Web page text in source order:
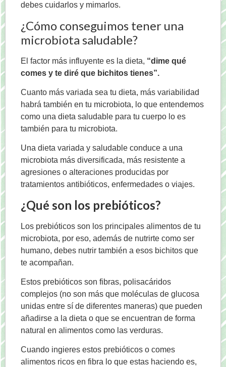
debes cuidarlos y mimarlos.
¿Cómo conseguimos tener una
microbiota saludable?
El factor más influyente es la dieta, “dime qué
comes y te diré que bichitos tienes”.
Cuanto más variada sea tu dieta, más variabilidad
habrá también en tu microbiota, lo que entendemos
como una dieta saludable para tu cuerpo lo es
también para tu microbiota.
Una dieta variada y saludable conduce a una
microbiota más diversificada, más resistente a
agresiones o alteraciones producidas por
tratamientos antibióticos, enfermedades o viajes.
¿Qué son los prebióticos?
Los prebióticos son los principales alimentos de tu
microbiota, por eso, además de nutrirte como ser
humano, debes nutrir también a esos bichitos que
te acompañan.
Estos prebióticos son fibras, polisacáridos
complejos (no son más que moléculas de glucosa
unidas entre sí de diferentes maneras) que pueden
añadirse a la dieta o que se encuentran de forma
natural en alimentos como las verduras.
Cuando ingieres estos prebióticos o comes
alimentos ricos en fibra lo que estas haciendo es,